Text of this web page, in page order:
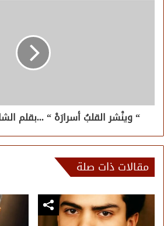
“ وينْشر القلبُ أسرارَهْ “ ...بقلم
مقالات ذات صلة